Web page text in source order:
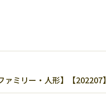
ミリー・人形】【202207】